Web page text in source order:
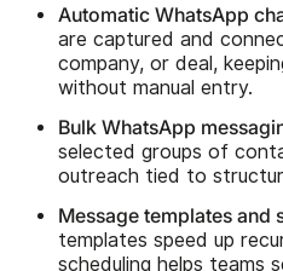
Automatic WhatsApp
are captured and
company, or deal,
without manual entry.
Bulk WhatsApp
selected groups of
outreach tied to
Message templates and
templates speed up
scheduling helps teams